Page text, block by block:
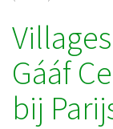
Gááf
bij